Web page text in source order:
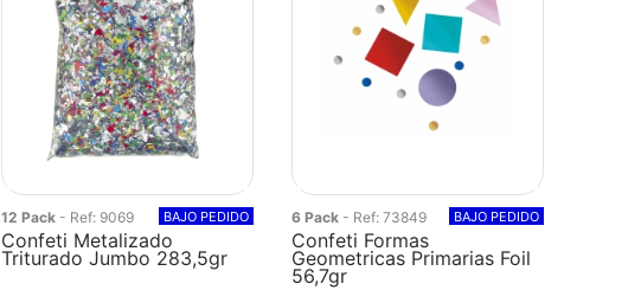
12 Pack - Ref: 9069 BAJO PEDIDO
Confeti Metalizado
Triturado Jumbo 283,5gr
6 Pack - Ref: 73849 BAJO PEDIDO
Confeti Formas
Geometricas Primarias Foil
56,7gr